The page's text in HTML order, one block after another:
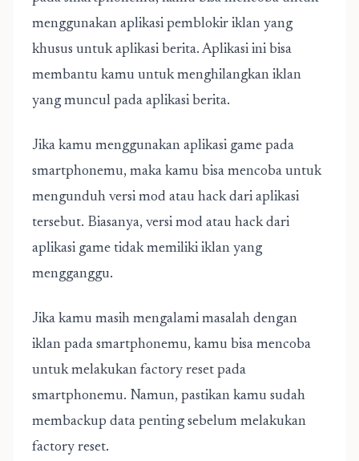
menggunakan aplikasi pemblokir iklan yang
khusus untuk aplikasi berita. Aplikasi ini bisa
membantu kamu untuk menghilangkan iklan
yang muncul pada aplikasi berita.
Jika kamu menggunakan aplikasi game pada
smartphonemu, maka kamu bisa mencoba untuk
mengunduh versi mod atau hack dari aplikasi
tersebut. Biasanya, versi mod atau hack dari
aplikasi game tidak memiliki iklan yang
mengganggu.
Jika kamu masih mengalami masalah dengan
iklan pada smartphonemu, kamu bisa mencoba
untuk melakukan factory reset pada
smartphonemu. Namun, pastikan kamu sudah
membackup data penting sebelum melakukan
factory reset.